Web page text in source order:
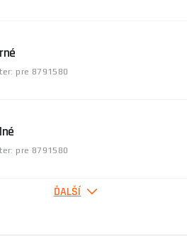
pre 8791580
pre 8791580
na Aku nožnice Procraft ES32Li |
ĎALŠÍ